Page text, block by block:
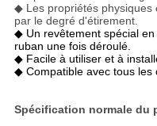
◆ Les propriétés physiques
par le degré d'étirement.
◆ Un revêtement spécial
ruban une fois déroulé.
◆ Facile à utiliser et à
◆ Compatible avec tous les
Spécification normale du